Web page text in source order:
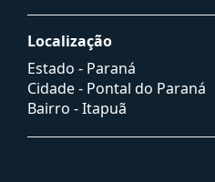
Localização
Estado - Paraná
Cidade - Pontal do Paraná
Bairro -Itapuã